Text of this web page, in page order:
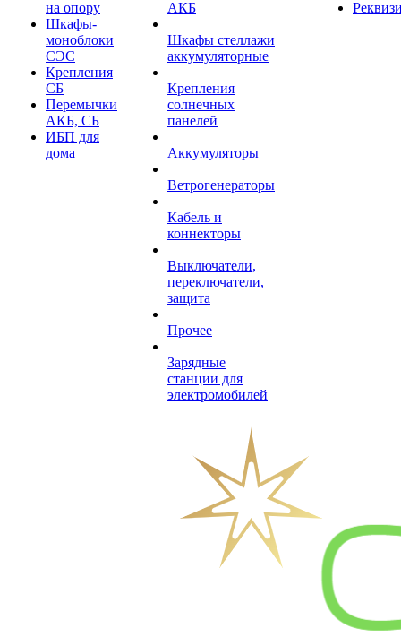
на опору
Шкафы-
моноблоки
СЭС
Крепления
СБ
Перемычки
АКБ, СБ
ИБП для
дома
АКБ
Шкафы стеллажи
аккумуляторные
Крепления
солнечных
панелей
Аккумуляторы
Ветрогенераторы
Кабель и
коннекторы
Выключатели,
переключатели,
защита
Прочее
Зарядные
станции для
электромобилей